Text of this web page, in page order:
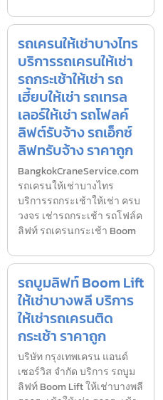
รถเครนให้เช่าบางไทร
บริการรถเครนให้เช่า
รถกระเช้าให้เช่า รถ
เฮี้ยบให้เช่า รถเทรล
เลอร์ให้เช่า รถโฟลค์
ลิฟต์รับจ้าง รถเอ็กซ์
ลิฟทรับจ้าง ราคาถูก
BangkokCraneService.com
รถเครนให้เช่าบางไทร
บริการรถกระเช้าให้เช่า ครบ
วงจร เช่ารถกระเช้า รถโฟล์ค
ลิฟท์ รถเครนกระเช้า Boom
รถบูมลิฟท์ Boom Lift
ให้เช่าบางพลี บริการ
ให้เช่ารถเครนติด
กระเช้า ราคาถูก
บริษัท กรุงเทพเครน แอนด์
เซอร์วิส จำกัด บริการ รถบูม
ลิฟท์ Boom Lift ให้เช่าบางพลี